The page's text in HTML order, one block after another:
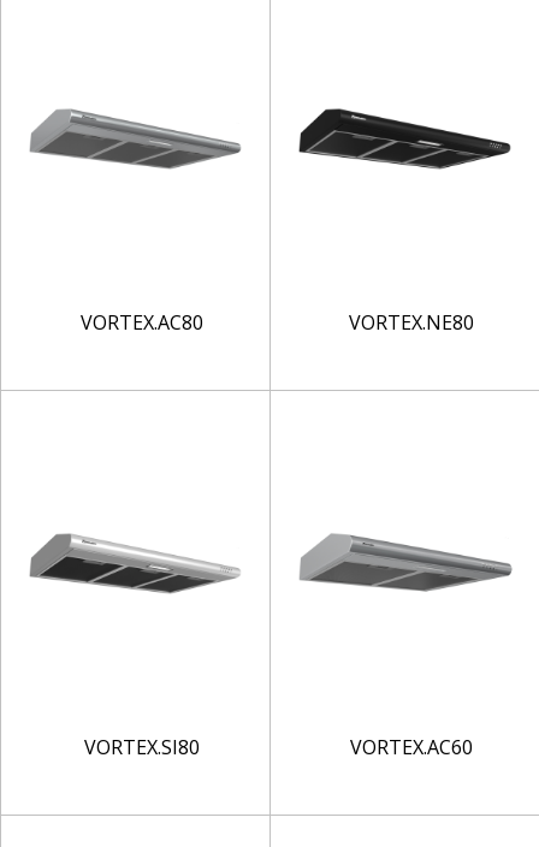
VORTEX.AC80 VORTEX.NE80
VORTEX.SI80 VORTEX.AC60